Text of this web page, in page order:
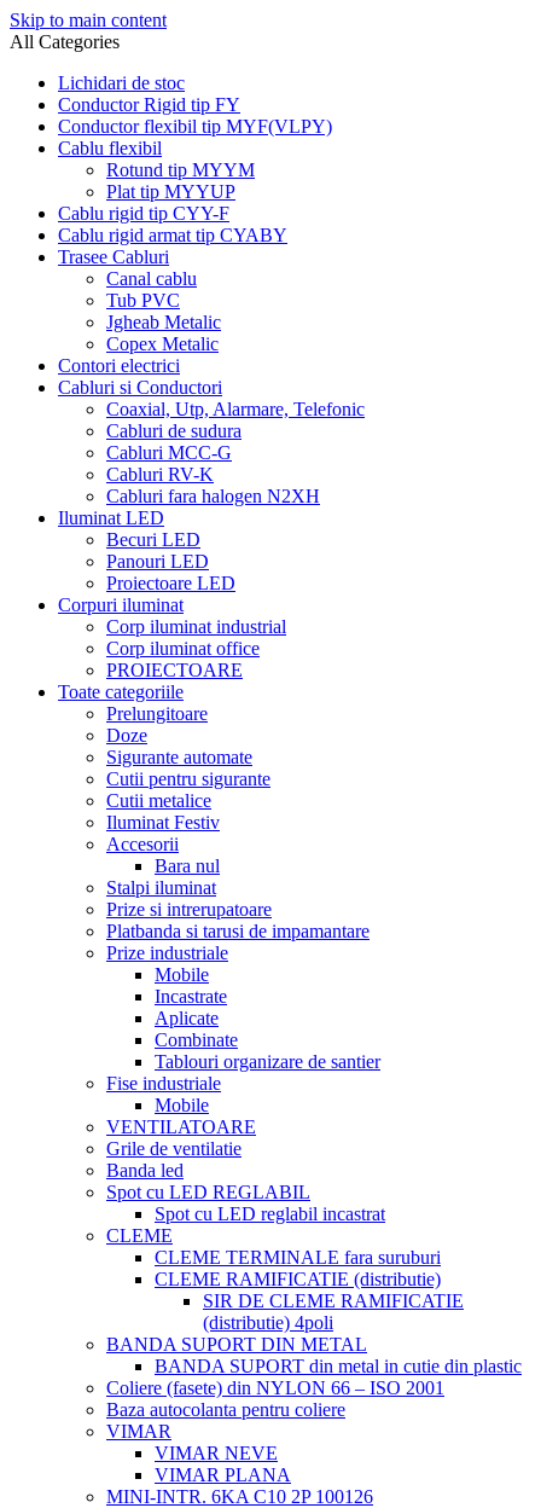
Skip to main content
All Categories
Lichidari de stoc
Conductor Rigid tip FY
Conductor flexibil tip MYF(VLPY)
Cablu flexibil
Rotund tip MYYM
Plat tip MYYUP
Cablu rigid tip CYY-F
Cablu rigid armat tip CYABY
Trasee Cabluri
Canal cablu
Tub PVC
Jgheab Metalic
Copex Metalic
Contori electrici
Cabluri si Conductori
Coaxial, Utp, Alarmare, Telefonic
Cabluri de sudura
Cabluri MCC-G
Cabluri RV-K
Cabluri fara halogen N2XH
Iluminat LED
Becuri LED
Panouri LED
Proiectoare LED
Corpuri iluminat
Corp iluminat industrial
Corp iluminat office
PROIECTOARE
Toate categoriile
Prelungitoare
Doze
Sigurante automate
Cutii pentru sigurante
Cutii metalice
Iluminat Festiv
Accesorii
Bara nul
Stalpi iluminat
Prize si intrerupatoare
Platbanda si tarusi de impamantare
Prize industriale
Mobile
Incastrate
Aplicate
Combinate
Tablouri organizare de santier
Fise industriale
Mobile
VENTILATOARE
Grile de ventilatie
Banda led
Spot cu LED REGLABIL
Spot cu LED reglabil incastrat
CLEME
CLEME TERMINALE fara suruburi
CLEME RAMIFICATIE (distributie)
SIR DE CLEME RAMIFICATIE
(distributie) 4poli
BANDA SUPORT DIN METAL
BANDA SUPORT din metal in cutie din plastic
Coliere (fasete) din NYLON 66 – ISO 2001
Baza autocolanta pentru coliere
VIMAR
VIMAR NEVE
VIMAR PLANA
MINI-INTR. 6KA C10 2P 100126